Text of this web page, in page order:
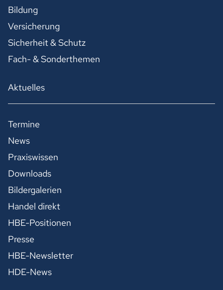
Bildung
Versicherung
Sicherheit & Schutz
Fach- & Sonderthemen
Aktuelles
Termine
News
Praxiswissen
Downloads
Bildergalerien
Handel direkt
HBE-Positionen
Presse
HBE-Newsletter
HDE-News